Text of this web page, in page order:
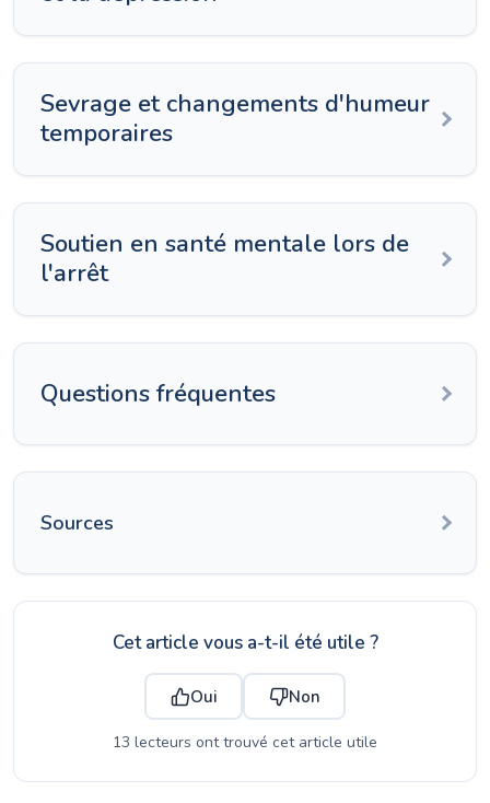
Sevrage et changements d'humeur
temporaires
Soutien en santé mentale lors de
l'arrêt
Questions fréquentes
Sources
Cet article vous a-t-il été utile ?
Oui Non
13 lecteurs ont trouvé cet article utile